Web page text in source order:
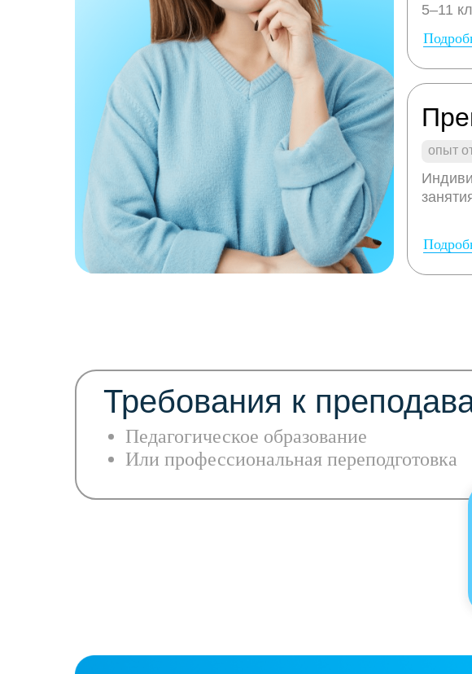
5–11
опыт
Педагогическое образование
Или профессиональная переподготовка
Требования к